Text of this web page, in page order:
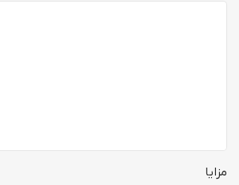
مزایا